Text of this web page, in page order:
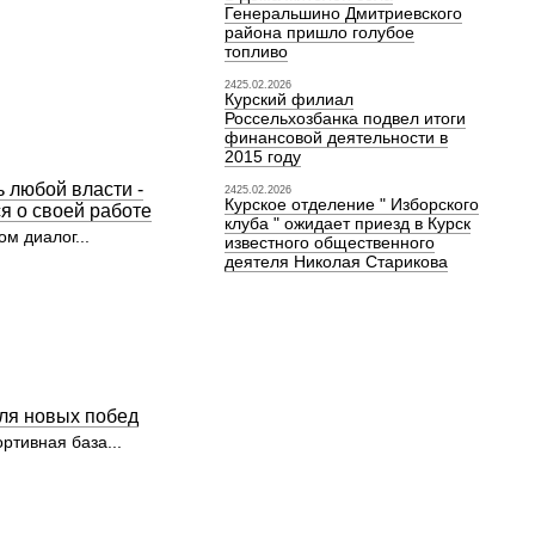
не видавшее
постройки.
в стране у нас
центр, где
Учитывая крайнюю
лечения
в 2011 году
любой власти -
о своей работе
диалог...
новых побед
база...
Генеральшино Дмитриевского
района пришло голубое
топливо
2425.02.2026
Курский филиал
Россельхозбанка подвел итоги
финансовой деятельности в
2015 году
2425.02.2026
Курское отделение " Изборского
клуба " ожидает приезд в Курск
известного общественного
деятеля Николая Старикова